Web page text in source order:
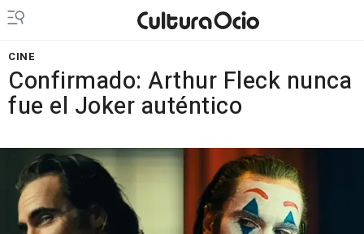
CINE
Confirmado: Arthur Fleck nunca
fue el Joker auténtico